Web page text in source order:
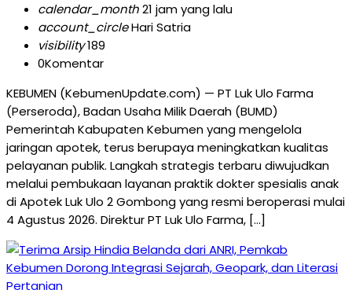
calendar_month21 jam yang lalu
account_circleHari Satria
visibility189
0Komentar
KEBUMEN (KebumenUpdate.com) — PT Luk Ulo Farma
(Perseroda), Badan Usaha Milik Daerah (BUMD)
Pemerintah Kabupaten Kebumen yang mengelola
jaringan apotek, terus berupaya meningkatkan kualitas
pelayanan publik. Langkah strategis terbaru diwujudkan
melalui pembukaan layanan praktik dokter spesialis anak
di Apotek Luk Ulo 2 Gombong yang resmi beroperasi mulai
4 Agustus 2026. Direktur PT Luk Ulo Farma, […]